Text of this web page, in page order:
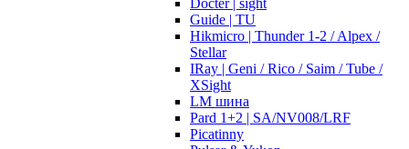
Docter | sight
Guide | TU
Hikmicro | Thunder 1-2 / Alpex /
Stellar
IRay | Geni / Rico / Saim / Tube /
XSight
LM шина
Pard 1+2 | SA/NV008/LRF
Picatinny